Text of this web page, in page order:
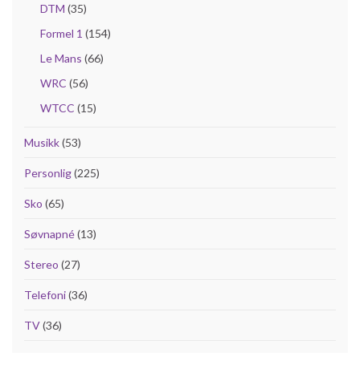
DTM (35)
Formel 1 (154)
Le Mans (66)
WRC (56)
WTCC (15)
Musikk(53)
Personlig(225)
Sko (65)
Søvnapné(13)
Stereo (27)
Telefoni(36)
TV(36)